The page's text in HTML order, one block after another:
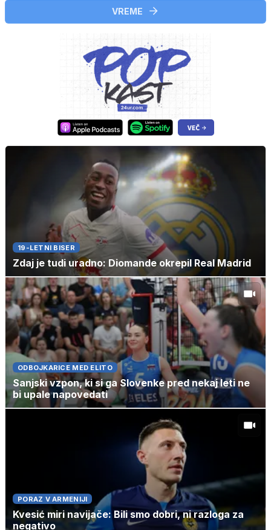
VREME
19-LETNI BISER
Zdaj je tudi uradno: Diomande okrepil Real Madrid
ODBOJKARICE MED ELITO
Sanjski vzpon, ki si ga Slovenke pred nekaj leti ne
bi upale napovedati
PORAZ V ARMENIJI
Kvesić miri navijače: Bili smo dobri, ni razloga za
negativo